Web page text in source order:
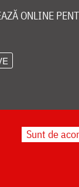
ONLINE
Sunt de